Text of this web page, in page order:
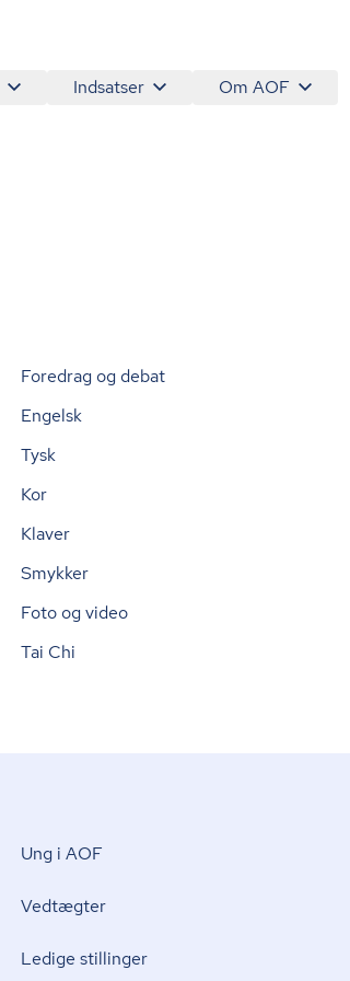
Indsatser Om AOF
Foredrag og debat
Engelsk
Tysk
Kor
Klaver
Smykker
Foto og video
Tai Chi
Ung i AOF
Vedtægter
Ledige stillinger